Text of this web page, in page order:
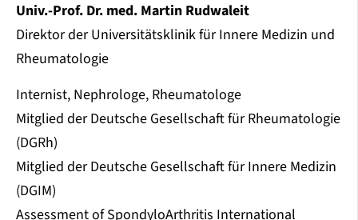
Univ.-Prof. Dr. med. Martin Rudwaleit
Direktor der Universitätsklinik für Innere Medizin und
Rheumatologie
Internist, Nephrologe, Rheumatologe
Mitglied der Deutsche Gesellschaft für Rheumatologie
(DGRh)
Mitglied der Deutsche Gesellschaft für Innere Medizin
(DGIM)
Assessment of SpondyloArthritis International